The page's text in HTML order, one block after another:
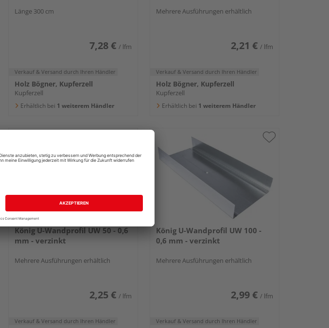
Länge 300 cm
7,28 € / lfm
Verkauf & Versand durch Ihren Händler
Holz Bögner, Kupferzell
Kupferzell
Erhältlich bei 1 weiterem Händler
Mehrere Ausführungen erhältlich
2,21 € / lfm
Verkauf & Versand durch Ihren Händler
Holz Bögner, Kupferzell
Kupferzell
Erhältlich bei 1 weiterem Händler
König U-Wandprofil UW 50 - 0,6
mm - verzinkt
Mehrere Ausführungen erhältlich
2,25 € / lfm
Verkauf & Versand durch Ihren Händler
König U-Wandprofil UW 100 -
0,6 mm - verzinkt
Mehrere Ausführungen erhältlich
2,99 € / lfm
Verkauf & Versand durch Ihren Händler